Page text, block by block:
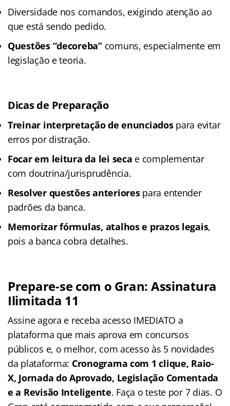
Diversidade nos comandos, exigindo atenção ao
que está sendo pedido.
Questões “decoreba”comuns, especialmente em
legislação e teoria.
Dicas de Preparação
Treinar interpretação de enunciadospara evitar
erros por distração.
Focar em leitura da lei seca e complementar
com doutrina/jurisprudência.
Resolver questões anteriorespara entender
padrões da banca.
Memorizar fórmulas, atalhos e prazos legais,
pois a banca cobra detalhes.
Prepare-se com o Gran: Assinatura
Ilimitada 11
Assine agora e receba acesso IMEDIATO a
plataforma que mais aprova em concursos
públicos e, o melhor, com acesso às 5 novidades
da plataforma: Cronograma com 1 clique, Raio-
X, Jornada do Aprovado, Legislação Comentada
e a Revisão Inteligente. Faça o teste por 7 dias. O